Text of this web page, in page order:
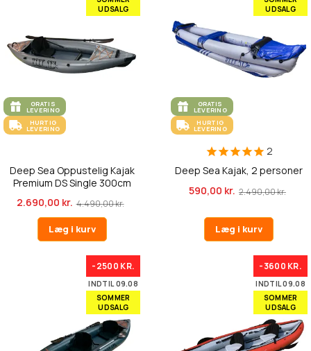
UDSALG
GRATIS
LEVERING
HURTIG
LEVERING
Deep Sea Oppustelig Kajak
Premium DS Single 300cm
2.690,00 kr. 4.490,00 kr.
Læg i kurv
UDSALG
GRATIS
LEVERING
HURTIG
LEVERING
2
Deep Sea Kajak, 2 personer
590,00 kr. 2.490,00 kr.
Læg i kurv
-2500 KR.
INDTIL 09.08
SOMMER
UDSALG
-3600 KR.
INDTIL 09.08
SOMMER
UDSALG